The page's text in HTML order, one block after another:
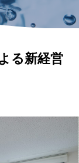
る新経営